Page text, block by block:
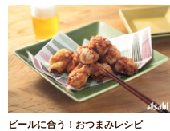
ビールに合う！おつまみレシピ